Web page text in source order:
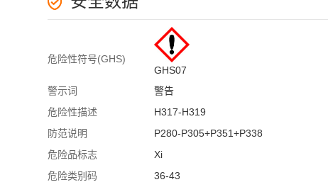
危险性符号(GHS)
GHS07
警示词
警告
危险性描述
H317-H319
防范说明
P280-P305+P351+P338
危险品标志
Xi
危险类别码
36-43